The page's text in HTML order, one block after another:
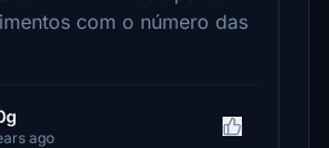
com o número das
ago